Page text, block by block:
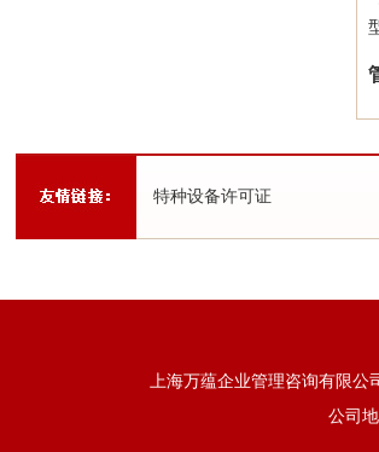
特种设备许可证
上海万蕴企业管理咨询有限
公司